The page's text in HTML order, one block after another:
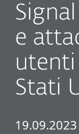
e
utenti
Stati
19.09.2023